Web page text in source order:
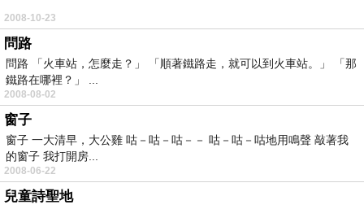
2008-10-23
問路
問路 「火車站，怎麼走？」 「順著鐵路走，就可以到火車站。」 「那
鐵路在哪裡？」 ...
2008-08-02
窗子
窗子 一大清早，大公雞 咕－咕－咕－－ 咕－咕－咕地用鳴聲 敲著我
的窗子 我打開房...
2008-06-22
兒童詩聖地